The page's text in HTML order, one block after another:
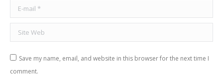
E-mail *
Site Web
Save my name, email, and website in this browser for the next time I
comment.